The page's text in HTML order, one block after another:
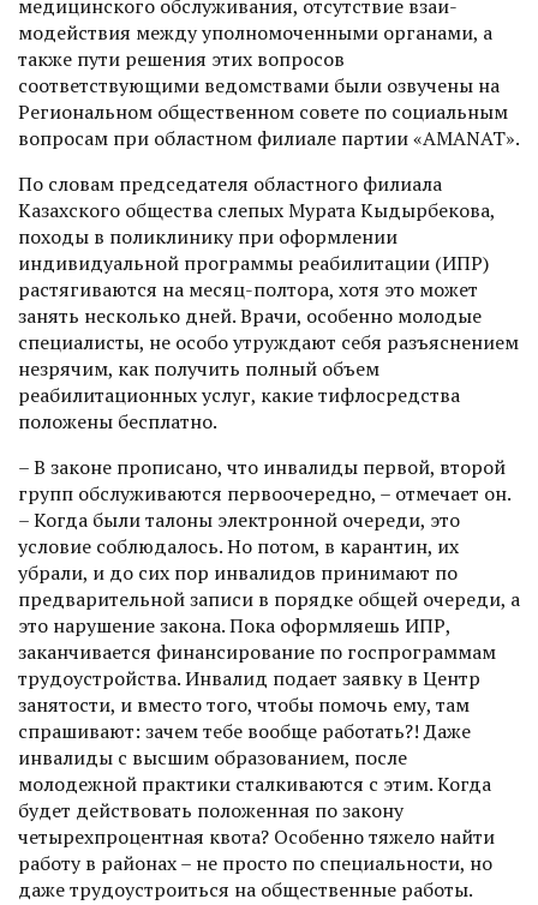
медицинского обслуживания, отсутствие взаи­
модействия между уполномоченными органами, а
также пути решения этих вопросов
соответствующими ведомствами были озвучены на
Региональном общест­венном совете по социальным
вопросам при областном филиале партии «AMANAT».
По словам председателя областного филиала
Казахского общества слепых Мурата Кыдырбекова,
походы в поликлинику при оформлении
индивидуальной программы реабилитации (ИПР)
растягиваются на месяц-полтора, хотя это может
занять несколько дней. Врачи, особенно молодые
специалисты, не особо утруждают себя разъяснением
незрячим, как получить полный объем
реабилитационных услуг, какие тифлосредства
положены бесплатно.
– В законе прописано, что инвалиды первой, второй
групп обслуживаются перво­очередно, – отмечает он.
– Когда были талоны электронной очереди, это
условие соблюдалось. Но потом, в карантин, их
убрали, и до сих пор инвалидов принимают по
предварительной записи в порядке общей очереди, а
это нарушение закона. Пока оформляешь ИПР,
заканчивается финансирование по госпрограммам
трудоустройства. Инвалид подает заявку в Центр
занятости, и вместо того, чтобы помочь ему, там
спрашивают: зачем тебе вообще работать?! Даже
инвалиды с высшим образованием, после
молодежной практики сталкиваются с этим. Когда
будет действовать положенная по закону
четырехпроцентная квота? Особенно тяжело найти
работу в районах – не просто по специальности, но
даже трудоустроиться на общественные работы.